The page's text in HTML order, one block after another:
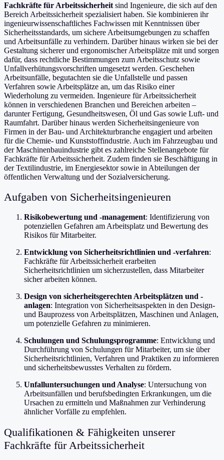
Fachkräfte für Arbeitssicherheit sind Ingenieure, die sich auf den
Bereich Arbeitssicherheit spezialisiert haben. Sie kombinieren ihr
ingenieurwissenschaftliches Fachwissen mit Kenntnissen über
Sicherheitsstandards, um sichere Arbeitsumgebungen zu schaffen
und Arbeitsunfälle zu verhindern. Darüber hinaus wirken sie bei der
Gestaltung sicherer und ergonomischer Arbeitsplätze mit und sorgen
dafür, dass rechtliche Bestimmungen zum Arbeitsschutz sowie
Unfallverhütungsvorschriften umgesetzt werden. Geschehen
Arbeitsunfälle, begutachten sie die Unfallstelle und passen
Verfahren sowie Arbeitsplätze an, um das Risiko einer
Wiederholung zu vermeiden. Ingenieure für Arbeitssicherheit
können in verschiedenen Branchen und Bereichen arbeiten –
darunter Fertigung, Gesundheitswesen, Öl und Gas sowie Luft- und
Raumfahrt. Darüber hinaus werden Sicherheitsingenieure von
Firmen in der Bau- und Architekturbranche engagiert und arbeiten
für die Chemie- und Kunststoffindustrie. Auch im Fahrzeugbau und
der Maschinenbauindustrie gibt es zahlreiche Stellenangebote für
Fachkräfte für Arbeitssicherheit. Zudem finden sie Beschäftigung in
der Textilindustrie, im Energiesektor sowie in Abteilungen der
öffentlichen Verwaltung und der Sozialversicherung.
Aufgaben von Sicherheitsingenieuren
Risikobewertung und -management: Identifizierung von
potenziellen Gefahren am Arbeitsplatz und Bewertung des
Risikos für Mitarbeiter.
Entwicklung von Sicherheitsrichtlinien und -verfahren:
Fachkräfte für Arbeitssicherheit erarbeiten
Sicherheitsrichtlinien um sicherzustellen, dass Mitarbeiter
sicher arbeiten können.
Design von sicherheitsgerechten Arbeitsplätzen und -
anlagen: Integration von Sicherheitsaspekten in den Design-
und Bauprozess von Arbeitsplätzen, Maschinen und Anlagen,
um potenzielle Gefahren zu minimieren.
Schulungen und Schulungsprogramme: Entwicklung und
Durchführung von Schulungen für Mitarbeiter, um sie über
Sicherheitsrichtlinien, Verfahren und Praktiken zu informieren
und sicherheitsbewusstes Verhalten zu fördern.
Unfalluntersuchungen und Analyse: Untersuchung von
Arbeitsunfällen und berufsbedingten Erkrankungen, um die
Ursachen zu ermitteln und Maßnahmen zur Verhinderung
ähnlicher Vorfälle zu empfehlen.
Qualifikationen & Fähigkeiten unserer
Fachkräfte für Arbeitssicherheit